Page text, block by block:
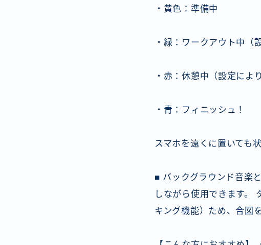
・黄色：準備中
・緑：ワークアウト中（
・赤：休憩中（設定によ
・青：フィニッシュ！
スマホを遠くに置いても
■ バックグラウンド音楽
しながら使用できます。
キング機能）ため、合図